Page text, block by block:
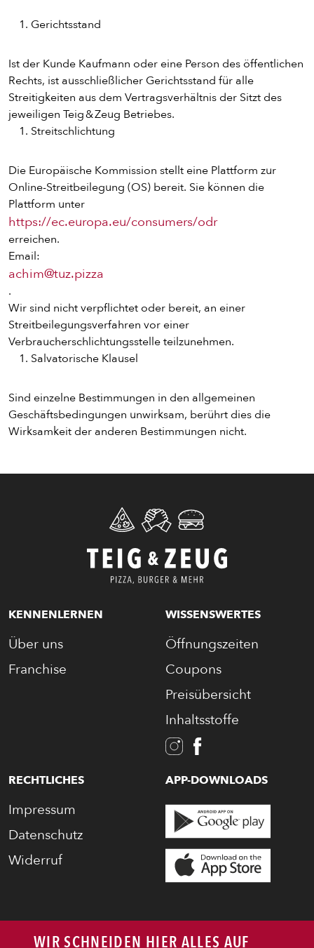
Gerichtsstand
Ist der Kunde Kaufmann oder eine Person des öffentlichen
Rechts, ist ausschließlicher Gerichtsstand für alle
Streitigkeiten aus dem Vertragsverhältnis der Sitzt des
jeweiligen Teig & Zeug Betriebes.
Streitschlichtung
Die Europäische Kommission stellt eine Plattform zur
Online-Streitbeilegung (OS) bereit. Sie können die
Plattform unter
https://ec.europa.eu/consumers/odr
erreichen.
Email:
achim@tuz.pizza
.
Wir sind nicht verpflichtet oder bereit, an einer
Streitbeilegungsverfahren vor einer
Verbraucherschlichtungsstelle teilzunehmen.
Salvatorische Klausel
Sind einzelne Bestimmungen in den allgemeinen
Geschäftsbedingungen unwirksam, berührt dies die
Wirksamkeit der anderen Bestimmungen nicht.
KENNENLERNEN
Über uns
Franchise
WISSENSWERTES
Öffnungszeiten
Coupons
Preisübersicht
Inhaltsstoffe
RECHTLICHES
Impressum
Datenschutz
Widerruf
APP-DOWNLOADS
WIR SCHNEIDEN HIER ALLES AUF